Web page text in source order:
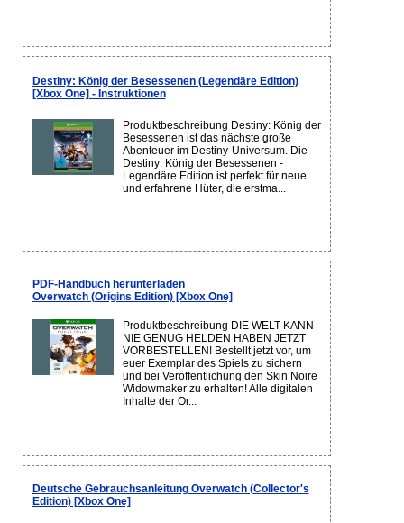
Destiny: König der Besessenen (Legendäre Edition)
[Xbox One] - Instruktionen
Produktbeschreibung Destiny: König der
Besessenen ist das nächste große
Abenteuer im Destiny-Universum. Die
Destiny: König der Besessenen -
Legendäre Edition ist perfekt für neue
und erfahrene Hüter, die erstma...
PDF-Handbuch herunterladen
Overwatch (Origins Edition) [Xbox One]
Produktbeschreibung DIE WELT KANN
NIE GENUG HELDEN HABEN JETZT
VORBESTELLEN! Bestellt jetzt vor, um
euer Exemplar des Spiels zu sichern
und bei Veröffentlichung den Skin Noire
Widowmaker zu erhalten! Alle digitalen
Inhalte der Or...
Deutsche Gebrauchsanleitung Overwatch (Collector's
Edition) [Xbox One]